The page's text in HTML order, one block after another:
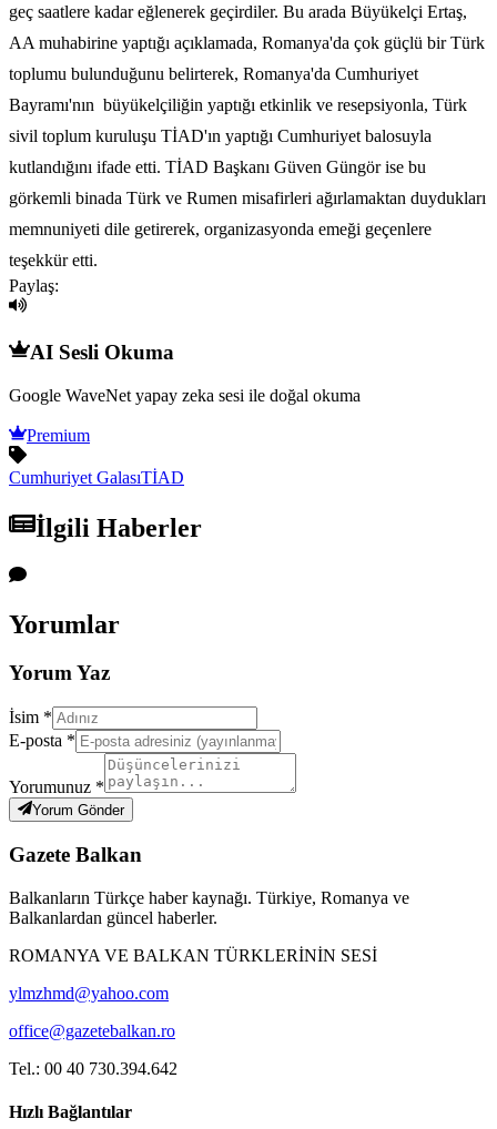
geç saatlere kadar eğlenerek geçirdiler. Bu arada Büyükelçi Ertaş,
AA muhabirine yaptığı açıklamada, Romanya'da çok güçlü bir Türk
toplumu bulunduğunu belirterek, Romanya'da Cumhuriyet
Bayramı'nın büyükelçiliğin yaptığı etkinlik ve resepsiyonla, Türk
sivil toplum kuruluşu TİAD'ın yaptığı Cumhuriyet balosuyla
kutlandığını ifade etti. TİAD Başkanı Güven Güngör ise bu
görkemli binada Türk ve Rumen misafirleri ağırlamaktan duydukları
memnuniyeti dile getirerek, organizasyonda emeği geçenlere
teşekkür etti.
Paylaş:
AI Sesli Okuma
Google WaveNet yapay zeka sesi ile doğal okuma
Premium
Cumhuriyet GalasıTİAD
İlgili Haberler
Yorumlar
Yorum Yaz
İsim *
E-posta *
Yorumunuz *
Yorum Gönder
Gazete Balkan
Balkanların Türkçe haber kaynağı. Türkiye, Romanya ve
Balkanlardan güncel haberler.
ROMANYA VE BALKAN TÜRKLERİNİN SESİ
ylmzhmd@yahoo.com
office@gazetebalkan.ro
Tel.: 00 40 730.394.642
Hızlı Bağlantılar